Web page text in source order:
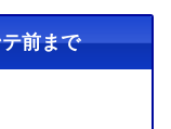
前まで